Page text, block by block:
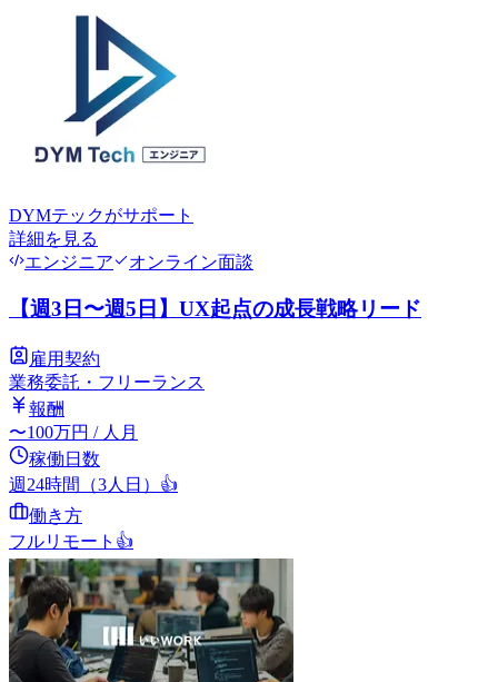
DYMテックがサポート
詳細を見る
エンジニア
オンライン面談
【週3日〜週5日】UX起点の成長戦略リード
雇用契約
業務委託・フリーランス
報酬
〜100万円 / 人月
稼働日数
週24時間（3人日） 👍
働き方
フルリモート 👍